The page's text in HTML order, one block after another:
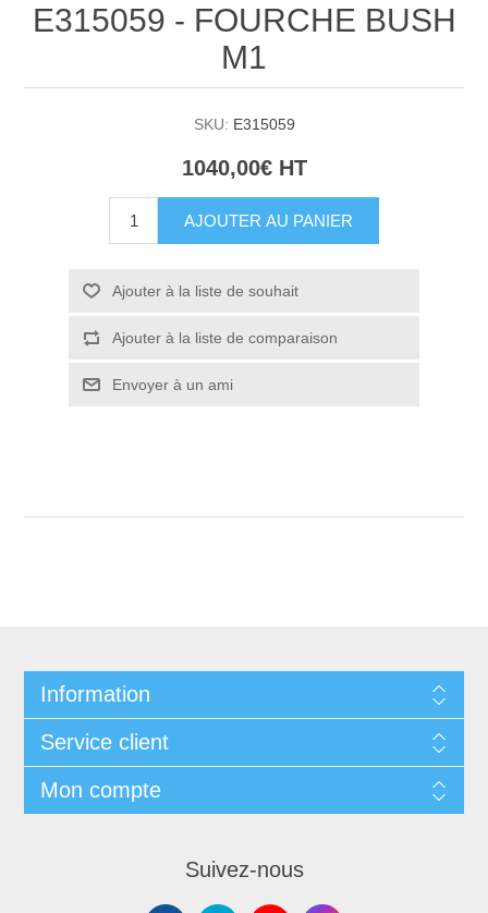
E315059 - FOURCHE BUSH
M1
SKU: E315059
1040,00€ HT
AJOUTER AU PANIER
Ajouter à la liste de souhait
Ajouter à la liste de comparaison
Envoyer à un ami
Information
Service client
Mon compte
Suivez-nous